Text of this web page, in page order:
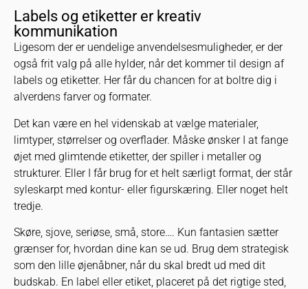
Labels og etiketter er kreativ
kommunikation
Ligesom der er uendelige anvendelsesmuligheder, er der
også frit valg på alle hylder, når det kommer til design af
labels og etiketter. Her får du chancen for at boltre dig i
alverdens farver og formater.
Det kan være en hel videnskab at vælge materialer,
limtyper, størrelser og overflader. Måske ønsker I at fange
øjet med glimtende etiketter, der spiller i metaller og
strukturer. Eller I får brug for et helt særligt format, der står
syleskarpt med kontur- eller figurskæring. Eller noget helt
tredje.
Skøre, sjove, seriøse, små, store…. Kun fantasien sætter
grænser for, hvordan dine kan se ud. Brug dem strategisk
som den lille øjenåbner, når du skal bredt ud med dit
budskab. En label eller etiket, placeret på det rigtige sted,